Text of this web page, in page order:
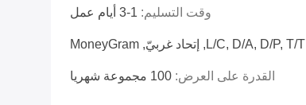
وقت التسليم: 1-3 أيام عمل
L/C, D/A, D/P, T/T, إتحاد غربيّ, MoneyGram
القدرة على العرض: 100 مجموعة شهريا